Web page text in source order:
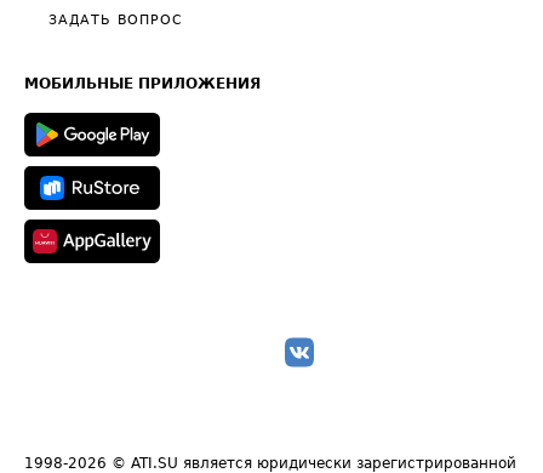
Общие положения
Полезное по перевозкам
Техническая информация
ЗАДАТЬ ВОПРОС
МОБИЛЬНЫЕ ПРИЛОЖЕНИЯ
1998-2026 © ATI.SU является юридически зарегистрированной